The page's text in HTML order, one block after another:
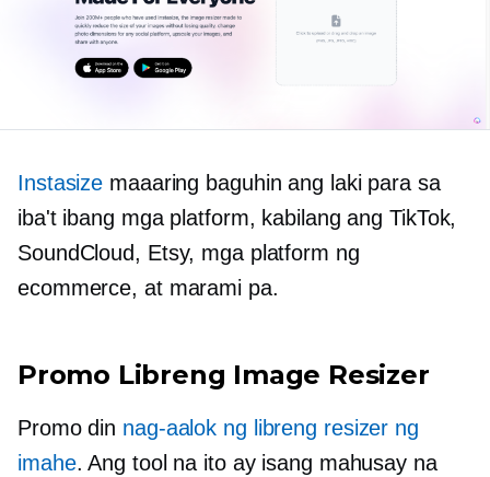
Instasize maaaring baguhin ang laki para sa
iba't ibang mga platform, kabilang ang TikTok,
SoundCloud, Etsy, mga platform ng
ecommerce, at marami pa.
Promo Libreng Image Resizer
Promo din nag-aalok ng libreng resizer ng
imahe. Ang tool na ito ay isang mahusay na